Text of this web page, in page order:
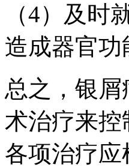
（4）及时
造成器官功
总之，银
术治疗来
各项治疗